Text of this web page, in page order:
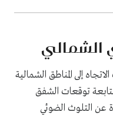
الشمالي
إلى المناطق الشمالية
توقعات الشفق
عن التلوث الضوئي